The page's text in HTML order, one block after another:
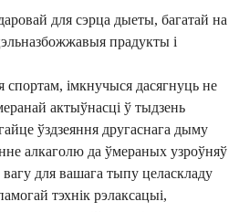
для сэрца дыеты, багатай на
прадукты і
спортам, імкнучыся дасягнуць не
актыўнасці ў тыдзень
ўздзеяння другаснага дыму
алкаголю да ўмераных узроўняў
для вашага тыпу целаскладу
тэхнік рэлаксацыі,